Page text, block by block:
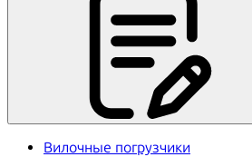
Вилочные погрузчики